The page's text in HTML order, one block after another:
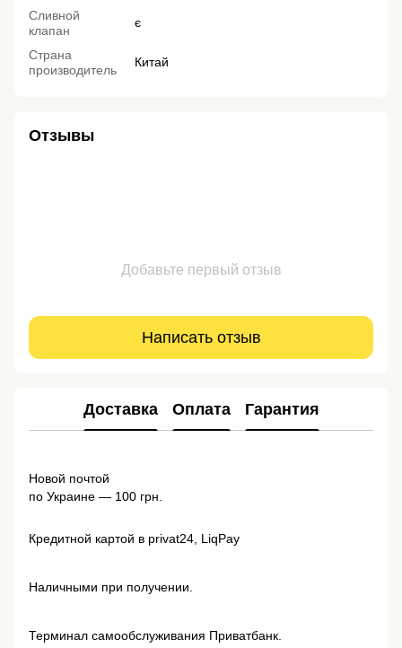
Сливной
клапан
є
Страна
производитель
Китай
Отзывы
Добавьте первый отзыв
Написать отзыв
Доставка Оплата Гарантия
Новой почтой
по Украине — 100 грн.
Кредитной картой в privat24, LiqPay
Наличными при получении.
Терминал самообслуживания Приватбанк.